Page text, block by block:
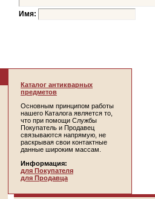
Имя:
Каталог антикварных
предметов
Основным принципом работы
нашего Каталога является то,
что при помощи Службы
Покупатель и Продавец
связываются напрямую, не
раскрывая свои контактные
данные широким массам.
Информация:
для Покупателя
для Продавца